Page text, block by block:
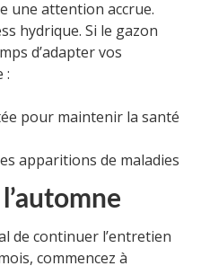
une attention accrue.
hydrique. Si le gazon
d’adapter vos
:
pour maintenir la santé
apparitions de maladies
de continuer l’entretien
commencez à